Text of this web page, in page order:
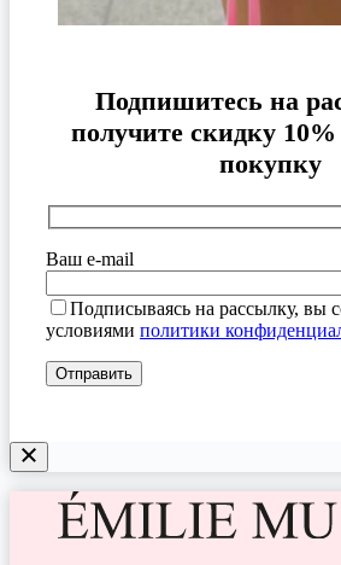
Подпишитесь на
получите скидку
покупку
Ваш e-mail
Подписываясь на рассылку, вы
условиями политики